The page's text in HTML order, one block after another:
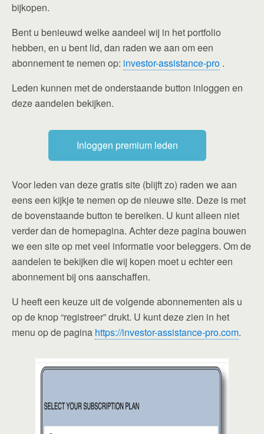
bijkopen.
Bent u benieuwd welke aandeel wij in het portfolio
hebben, en u bent lid, dan raden we aan om een
abonnement te nemen op: investor-assistance-pro .
Leden kunnen met de onderstaande button inloggen en
deze aandelen bekijken.
Inloggen premium leden
Voor leden van deze gratis site (blijft zo) raden we aan
eens een kijkje te nemen op de nieuwe site. Deze is met
de bovenstaande button te bereiken. U kunt alleen niet
verder dan de homepagina. Achter deze pagina bouwen
we een site op met veel informatie voor beleggers. Om de
aandelen te bekijken die wij kopen moet u echter een
abonnement bij ons aanschaffen.
U heeft een keuze uit de volgende abonnementen als u
op de knop “registreer” drukt. U kunt deze zien in het
menu op de pagina https://investor-assistance-pro.com.